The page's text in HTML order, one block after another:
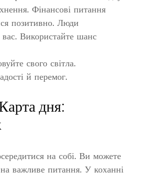
Фінансові питання
позитивно. Люди
вас. Використайте шанс
свого світла.
й перемог.
дня:
на собі. Ви можете
на важливе питання. У коханні